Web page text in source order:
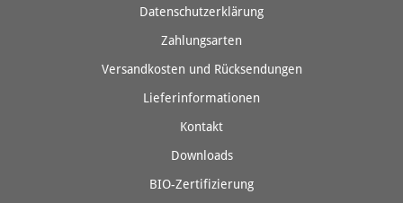
Datenschutzerklärung
Zahlungsarten
Versandkosten und Rücksendungen
Lieferinformationen
Kontakt
Downloads
BIO-Zertifizierung